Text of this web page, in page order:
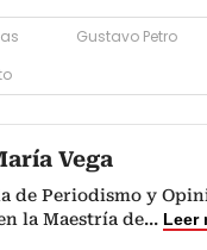
Gustavo Petro
Vega
de Periodismo y
la Maestría de... Leer